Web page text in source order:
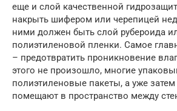
еще и слой качественной
накрыть шифером или черепицей
ними должен быть слой рубероида
полиэтиленовой пленки. Самое
– предотвратить проникновение
этого не произошло, многие
полиэтиленовые пакеты, а уже затем
помещают в пространство между